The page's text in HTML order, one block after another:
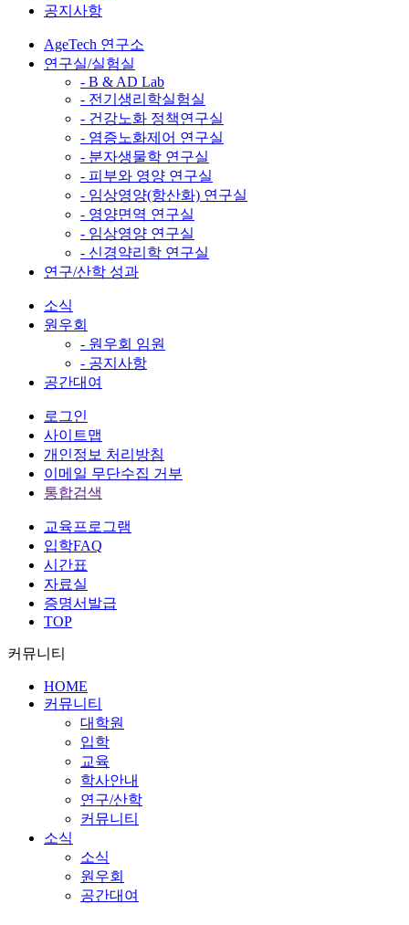
공지사항
AgeTech 연구소
연구실/실험실
- B & AD Lab
- 전기생리학실험실
- 건강노화 정책연구실
- 염증노화제어 연구실
- 분자생물학 연구실
- 피부와 영양 연구실
- 임상영양(항산화) 연구실
- 영양면역 연구실
- 임상영양 연구실
- 신경약리학 연구실
연구/산학 성과
소식
원우회
- 원우회 임원
- 공지사항
공간대여
로그인
사이트맵
개인정보 처리방침
이메일 무단수집 거부
통합검색
교육프로그램
입학FAQ
시간표
자료실
증명서발급
TOP
커뮤니티
HOME
커뮤니티
대학원
입학
교육
학사안내
연구/산학
커뮤니티
소식
소식
원우회
공간대여